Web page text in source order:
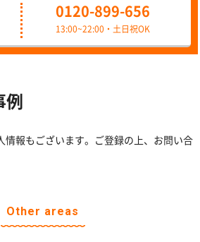
0120-899-656
13:00~22:00・土日祝OK
例
情報もございます。ご登録の上、お問い合
Other areas